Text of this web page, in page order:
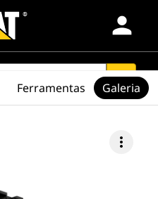
person
search
more_vert
Ferramentas Galeria